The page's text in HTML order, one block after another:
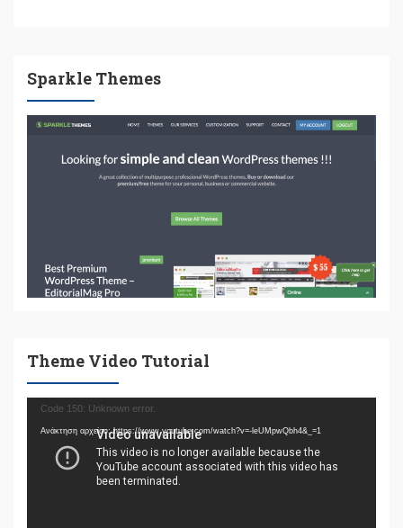
Sparkle Themes
Theme Video Tutorial
Πρόγραμμα
Αναπαραγωγής
Βίντεο
Code 150: Unknown error.
Ανάκτηση αρχείου: https://www.youtube.com/watch?v=-leUMpwQbh4&_=1